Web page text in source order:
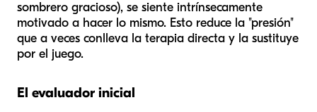
sombrero gracioso), se siente intrínsecamente
motivado a hacer lo mismo. Esto reduce la "presión"
que a veces conlleva la terapia directa y la sustituye
por el juego.
El evaluador inicial